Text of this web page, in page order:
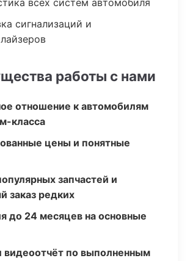
всех систем автомобиля
сигнализаций и
работы с нами
отношение к автомобилям
класса
цены и понятные
запчастей и
заказ редких
до 24 месяцев на основные
по выполненным